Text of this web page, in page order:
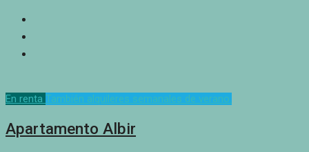
En renta También alquileres semanales de verano.
Apartamento Albir